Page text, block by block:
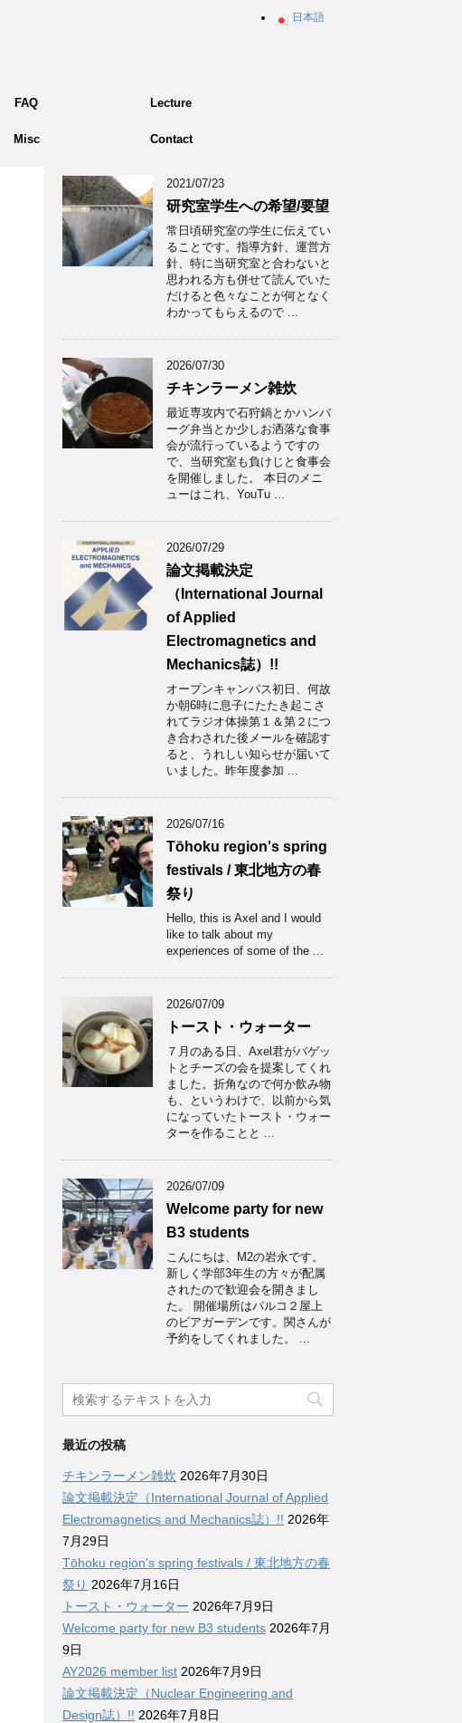
日本語
FAQ Lecture
Misc Contact
2021/07/23
研究室学生への希望/要望
常日頃研究室の学生に伝えてい
ることです。指導方針、運営方
針、特に当研究室と合わないと
思われる方も併せて読んでいた
だけると色々なことが何となく
わかってもらえるので ...
2026/07/30
チキンラーメン雑炊
最近専攻内で石狩鍋とかハンバ
ーグ弁当とか少しお洒落な食事
会が流行っているようですの
で、当研究室も負けじと食事会
を開催しました。 本日のメニ
ューはこれ、YouTu ...
2026/07/29
論文掲載決定
（International Journal
of Applied
Electromagnetics and
Mechanics誌）!!
オープンキャンパス初日、何故
か朝6時に息子にたたき起こさ
れてラジオ体操第１＆第２につ
き合わされた後メールを確認す
ると、うれしい知らせが届いて
いました。昨年度参加 ...
2026/07/16
Tōhoku region's spring
festivals / 東北地方の春
祭り
Hello, this is Axel and I would
like to talk about my
experiences of some of the ...
2026/07/09
トースト・ウォーター
７月のある日、Axel君がバゲッ
トとチーズの会を提案してくれ
ました。折角なので何か飲み物
も、というわけで、以前から気
になっていたトースト・ウォー
ターを作ることと ...
2026/07/09
Welcome party for new
B3 students
こんにちは、M2の岩永です。
新しく学部3年生の方々が配属
されたので歓迎会を開きまし
た。 開催場所はパルコ２屋上
のビアガーデンです。関さんが
予約をしてくれました。 ...
最近の投稿
チキンラーメン雑炊 2026年7月30日
論文掲載決定（International Journal of Applied
Electromagnetics and Mechanics誌）!! 2026年
7月29日
Tōhoku region's spring festivals / 東北地方の春
祭り 2026年7月16日
トースト・ウォーター 2026年7月9日
Welcome party for new B3 students 2026年7月
9日
AY2026 member list 2026年7月9日
論文掲載決定（Nuclear Engineering and
Design誌）!! 2026年7月8日